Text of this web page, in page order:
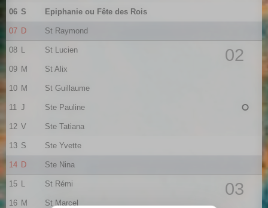
06 S Epiphanie ou Fête des Rois
07 D St Raymond
08 L St Lucien 02
09 M St Alix
10 M St Guillaume
11 J Ste Pauline
12 V Ste Tatiana
13 S Ste Yvette
14 D Ste Nina
15 L St Rémi 03
16 M St Marcel